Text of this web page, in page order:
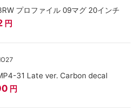
プロファイル 09マグ 20インチ
円
31 Late ver. Carbon decal
円